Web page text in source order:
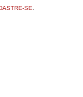
SE